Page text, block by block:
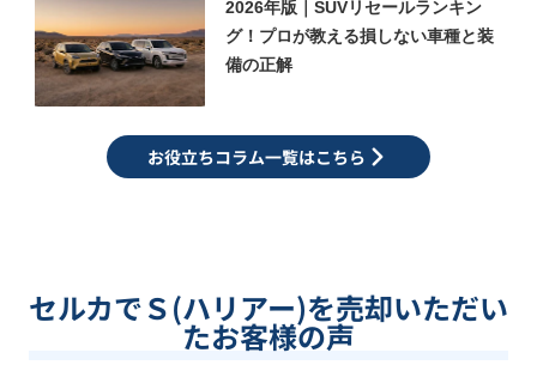
2026年版｜SUVリセールランキン
グ！プロが教える損しない車種と装
備の正解
お役立ちコラム一覧はこちら
セルカでＳ(ハリアー)を売却いただい
たお客様の声